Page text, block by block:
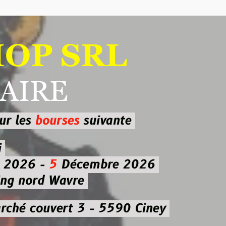
SRL
suivante
5Décembre 2026
Wavre
3 - 5590 Ciney